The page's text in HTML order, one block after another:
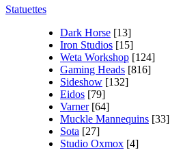
Statuettes
Dark Horse [13]
Iron Studios [15]
Weta Workshop [124]
Gaming Heads [816]
Sideshow [132]
Eidos [79]
Varner [64]
Muckle Mannequins [33]
Sota [27]
Studio Oxmox [4]